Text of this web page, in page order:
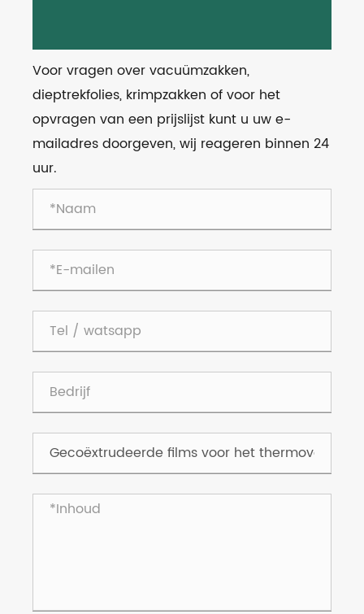
Voor vragen over vacuümzakken,
dieptrekfolies, krimpzakken of voor het
opvragen van een prijslijst kunt u uw e-
mailadres doorgeven, wij reageren binnen 24
uur.